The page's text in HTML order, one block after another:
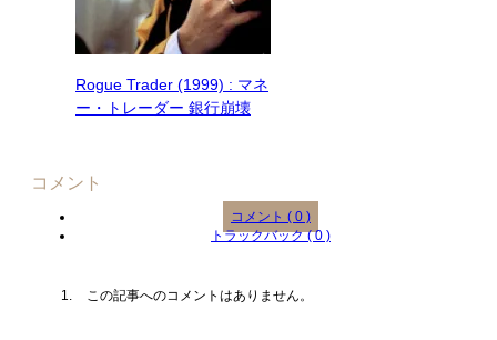
Rogue Trader (1999) : マネ
ー・トレーダー 銀行崩壊
コメント
コメント ( 0 )
トラックバック ( 0 )
この記事へのコメントはありません。